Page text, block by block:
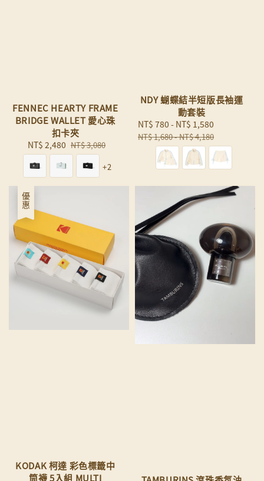
FENNEC HEARTY FRAME
BRIDGE WALLET 愛心珠
扣卡夾
Sale
price
NT$ 2,480 Regular
price
NT$ 3,080
+2
NDY 蝴蝶結半短版長袖運
動套裝
Sale
price
NT$ 780 - NT$ 1,580
NT$ 1,680-NT$ 4,180
優惠
KODAK 柯達 彩色標籤中
筒襪 5入組 MULTI